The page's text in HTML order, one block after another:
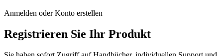
Anmelden oder Konto erstellen
Registrieren Sie Ihr Produkt